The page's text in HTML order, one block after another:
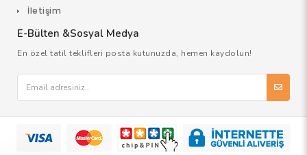
İletişim
E-Bülten &Sosyal Medya
En özel tatil teklifleri posta kutunuzda, hemen kaydolun!